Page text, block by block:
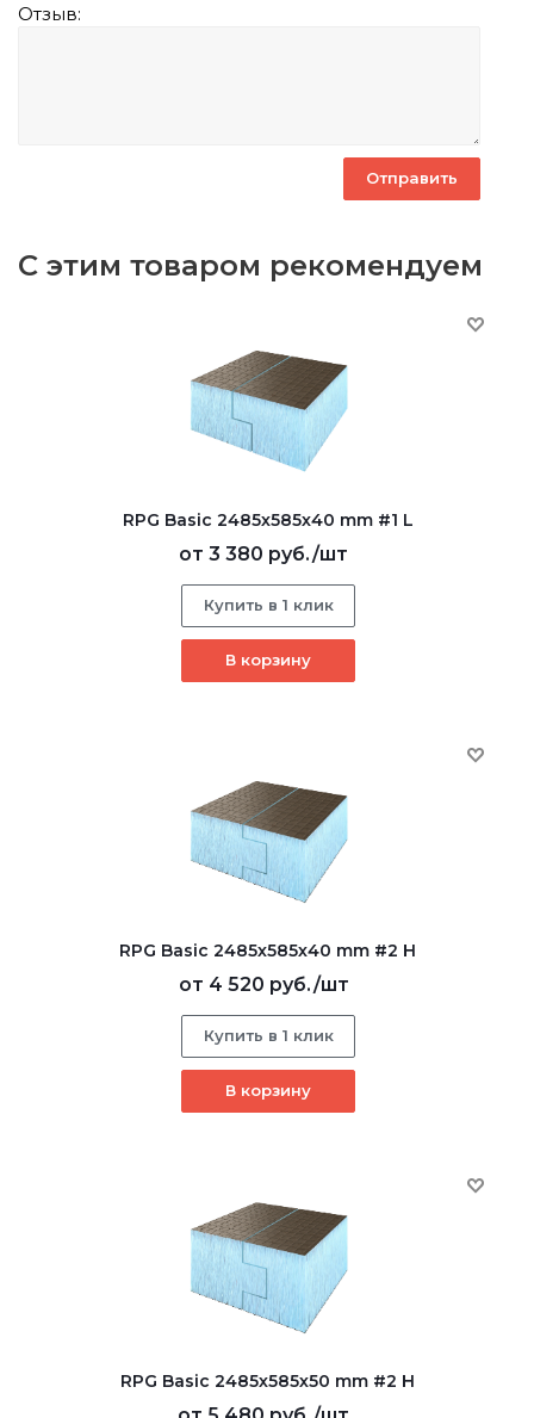
Отзыв:
С этим товаром рекомендуем
RPG Basic 2485х585х40 mm #1 L
от 3 380 руб./шт
Купить в 1 клик
В корзину
RPG Basic 2485х585х40 mm #2 H
от 4 520 руб./шт
Купить в 1 клик
В корзину
RPG Basic 2485х585х50 mm #2 H